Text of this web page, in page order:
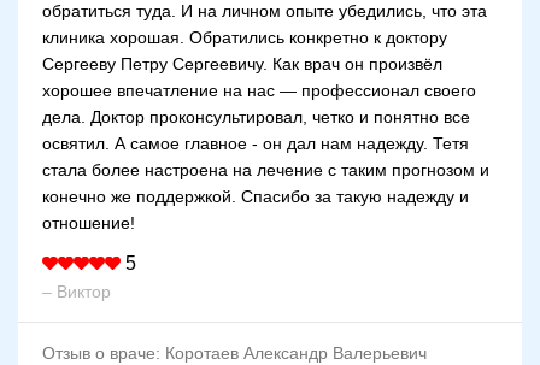
обратиться туда. И на личном опыте убедились, что эта
клиника хорошая. Обратились конкретно к доктору
Сергееву Петру Сергеевичу. Как врач он произвёл
хорошее впечатление на нас — профессионал своего
дела. Доктор проконсультировал, четко и понятно все
освятил. А самое главное - он дал нам надежду. Тетя
стала более настроена на лечение с таким прогнозом и
конечно же поддержкой. Спасибо за такую надежду и
отношение!
5
– Виктор
Отзыв о враче: Коротаев Александр Валерьевич